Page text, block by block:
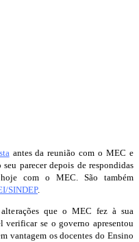
antes da reunião com o MEC e
parecer depois de respondidas
com o MEC. São também
SINDEP.
que o MEC fez à sua
verificar se o governo apresentou
vantagem os docentes do Ensino